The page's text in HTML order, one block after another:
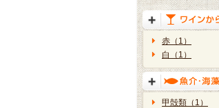
赤（1）
白（1）
甲殻類（1）